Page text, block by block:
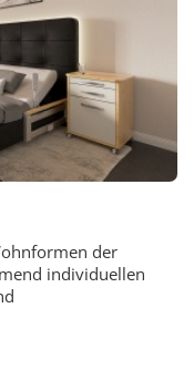
der
individuellen